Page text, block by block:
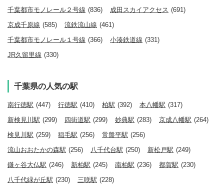
千葉都市モノレール２号線 (836) 成田スカイアクセス (691)
京成千原線 (585) 流鉄流山線 (461)
千葉都市モノレール１号線 (366) 小湊鉄道線 (331)
JR久留里線 (330)
千葉県の人気の駅
南行徳駅 (447) 行徳駅 (410) 柏駅 (392) 本八幡駅 (317)
新検見川駅 (299) 四街道駅 (299) 妙典駅 (283) 京成八幡駅 (264)
検見川駅 (259) 稲毛駅 (256) 常盤平駅 (256)
流山おおたかの森駅 (256) 八千代台駅 (250) 新松戸駅 (249)
鎌ヶ谷大仏駅 (246) 新柏駅 (245) 南柏駅 (236) 都賀駅 (230)
八千代緑が丘駅 (230) 三咲駅 (228)